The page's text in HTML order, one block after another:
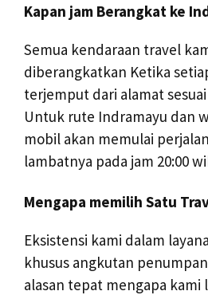
Kapan jam Berangkat ke
Semua kendaraan travel
diberangkatkan Ketika
terjemput dari alamat
Untuk rute Indramayu dan
mobil akan memulai
lambatnya pada jam 20:00
Mengapa memilih Satu
Eksistensi kami dalam
khusus angkutan
alasan tepat mengapa